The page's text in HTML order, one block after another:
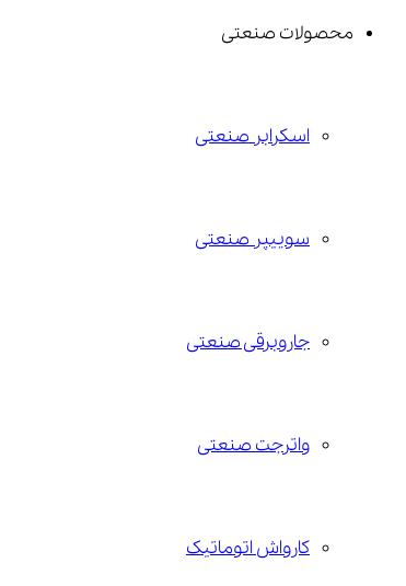
محصولات صنعتی
اسکرابر صنعتی
سوییپر صنعتی
جاروبرقی صنعتی
واترجت صنعتی
کارواش اتوماتیک